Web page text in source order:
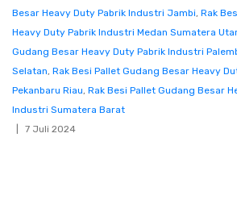
Besar Heavy Duty Pabrik Industri Jambi, Rak
Heavy Duty Pabrik Industri Medan Sumatera
Gudang Besar Heavy Duty Pabrik Industri
Selatan, Rak Besi Pallet Gudang Besar Heavy
Pekanbaru Riau, Rak Besi Pallet Gudang Besar
Industri Sumatera Barat
7 Juli 2024